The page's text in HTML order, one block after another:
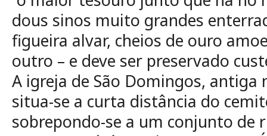
dous sinos muito grandes
figueira alvar, cheios de ouro
outro – e deve ser preservado
A igreja de São Domingos, antiga
situa-se a curta distância do
sobrepondo-se a um conjunto de